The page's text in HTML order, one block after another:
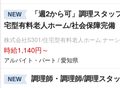
NEW
「週2から可」調理スタ
宅型有料老人ホーム/社会保障完備
株式会社S301/住宅型有料老人ホーム ナー
時給1,140円～
アルバイト・パート / 愛知県
NEW 調理師・調理師/調理スタ